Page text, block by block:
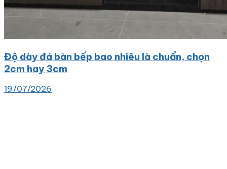
Độ dày đá bàn bếp bao nhiêu là chuẩn, chọn
2cm hay 3cm
19/07/2026